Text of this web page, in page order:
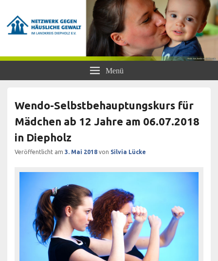
Netzwerk gegen Häusliche Gewalt
Frauen- und Kinderschutzhaus Diepholz, Beratungsstellen für Frauen und
Mädchen, BISS
Menü
Wendo-Selbstbehauptungskurs für
Mädchen ab 12 Jahre am 06.07.2018
in Diepholz
Veröffentlicht am 3. Mai 2018 von Silvia Lücke